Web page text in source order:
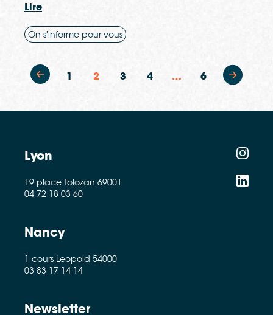
Lire
On s'informe pour vous
1 2 3 4 … 6
Lyon
19 place Tolozan 69001
04 72 18 03 60
Nancy
1 cours Leopold 54000
03 83 17 14 14
Newsletter